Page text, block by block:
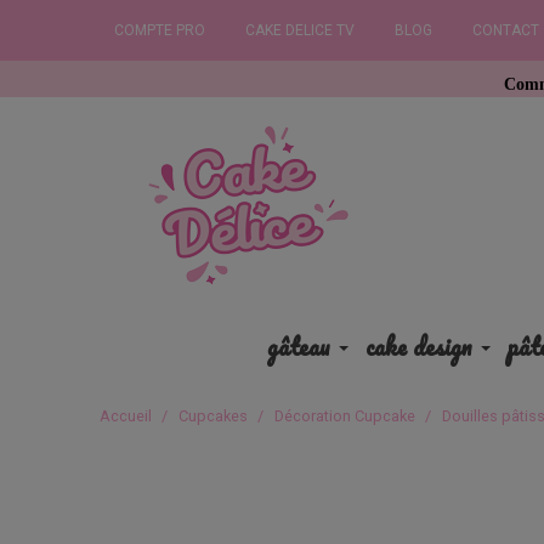
COMPTE PRO CAKE DELICE TV BLOG CONTACT
Commandez
gâteau cake design
Accueil Cupcakes Décoration Cupcake Douilles